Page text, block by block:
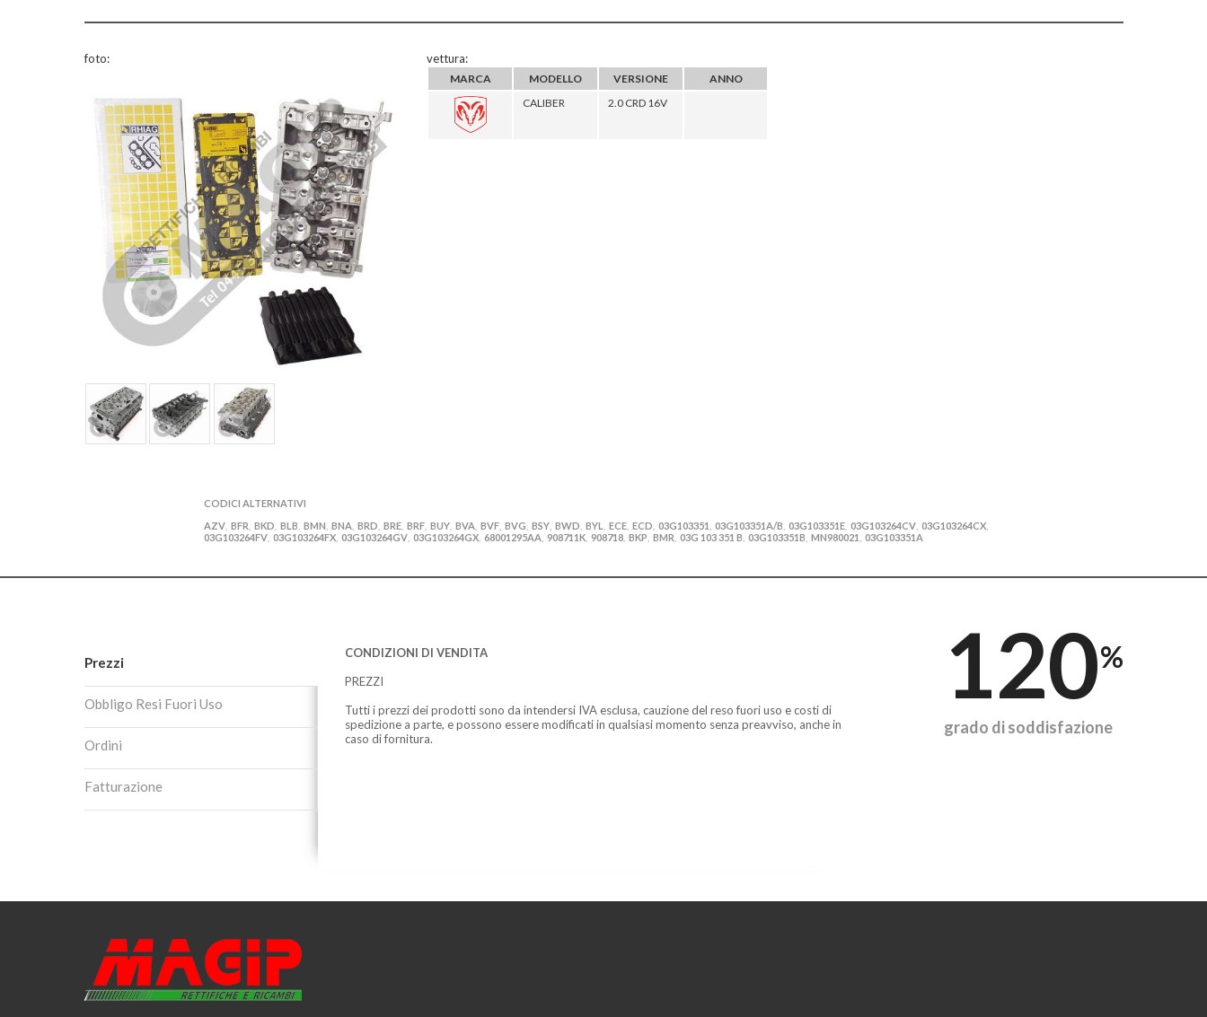
foto: vettura:
MARCA MODELLO VERSIONE
ANNO
CALIBER
2.0 CRD 16V
CODICI ALTERNATIVI
AZV BFR BKD BLB BMN BNA BRD BRE BRF BUY BVA BVF BVG BSY BWD BYL ECE ECD 03G103351 03G103351A/B 03G103351E 03G103264CV 03G103264CX
03G103264FV 03G103264FX 03G103264GV 03G103264GX 68001295AA 908711K 908718 BKP BMR 03G 103 351 B 03G103351B MN980021 03G103351A
Prezzi
Obbligo Resi Fuori Uso
Ordini
Fatturazione
CONDIZIONI DI VENDITA
PREZZI
Tutti i prezzi dei prodotti sono da intendersi IVA esclusa, cauzione del reso fuori uso e costi di
spedizione a parte, e possono essere modificati in qualsiasi momento senza preavviso, anche in
caso di fornitura.
120%
grado di soddisfazione